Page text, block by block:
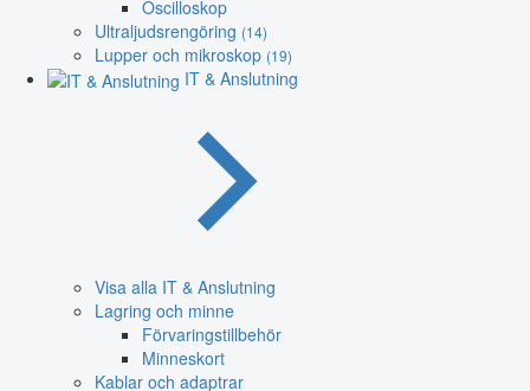
Oscilloskop
Ultraljudsrengöring (14)
Lupper och mikroskop (19)
IT & Anslutning
Visa alla IT & Anslutning
Lagring och minne
Förvaringstillbehör
Minneskort
Kablar och adaptrar